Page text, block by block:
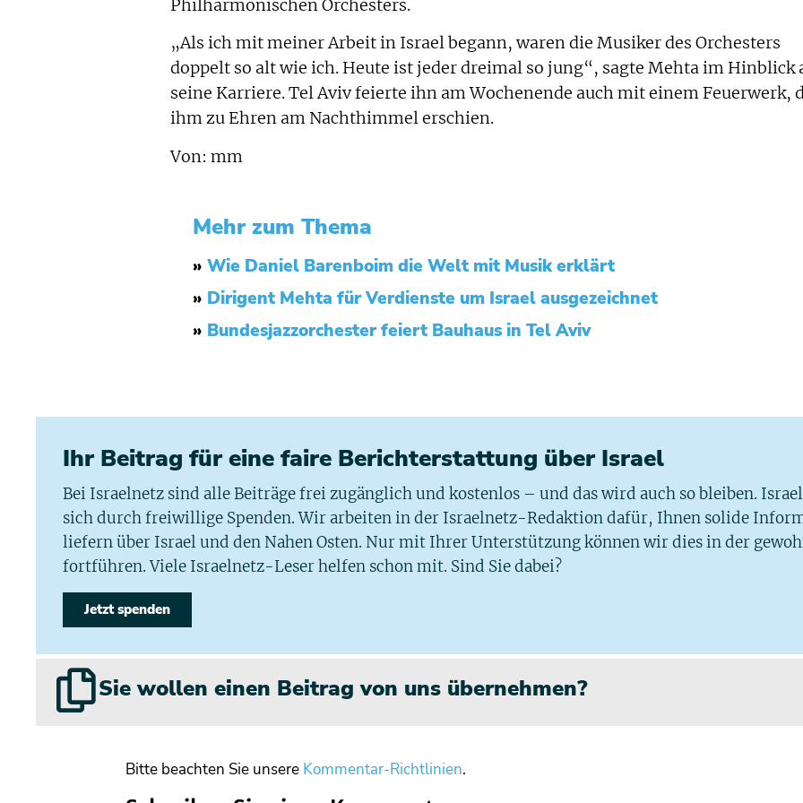
Philharmonischen Orchesters.
„Als ich mit meiner Arbeit in Israel begann, waren die Musiker des Orchesters
doppelt so alt wie ich. Heute ist jeder dreimal so jung“, sagte Mehta im Hinblick
seine Karriere. Tel Aviv feierte ihn am Wochenende auch mit einem Feuerwerk,
ihm zu Ehren am Nachthimmel erschien.
Von: mm
Mehr zum Thema
» Wie Daniel Barenboim die Welt mit Musik erklärt
» Dirigent Mehta für Verdienste um Israel ausgezeichnet
» Bundesjazzorchester feiert Bauhaus in Tel Aviv
Ihr Beitrag für eine faire Berichterstattung über Israel
Bei Israelnetz sind alle Beiträge frei zugänglich und kostenlos – und das wird auch so bleiben.
sich durch freiwillige Spenden. Wir arbeiten in der Israelnetz-Redaktion dafür, Ihnen solide
liefern über Israel und den Nahen Osten. Nur mit Ihrer Unterstützung können wir dies in der
fortführen. Viele Israelnetz-Leser helfen schon mit. Sind Sie dabei?
Jetzt spenden
Sie wollen einen Beitrag von uns übernehmen?
Bitte beachten Sie unsere Kommentar-Richtlinien.